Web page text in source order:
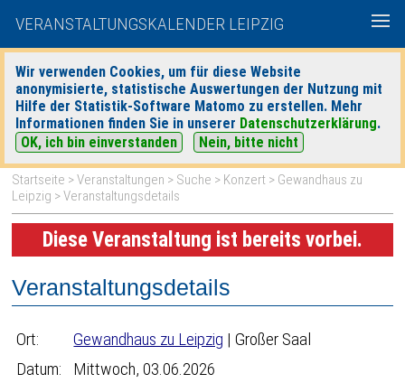
VERANSTALTUNGSKALENDER LEIPZIG
Wir verwenden Cookies, um für diese Website
anonymisierte, statistische Auswertungen der Nutzung mit
Hilfe der Statistik-Software Matomo zu erstellen. Mehr
Informationen finden Sie in unserer Datenschutzerklärung.
OK, ich bin einverstanden
Nein, bitte nicht
heute|morgen| Detaillierte Suche
Startseite >Veranstaltungen > Suche > Konzert > Gewandhaus zu
Leipzig > Veranstaltungsdetails
Diese Veranstaltung ist bereits vorbei.
Veranstaltungsdetails
Ort: Gewandhaus zu Leipzig | Großer Saal
Datum:
Mittwoch, 03.06.2026